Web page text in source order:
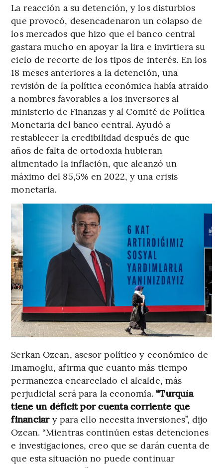
La reacción a su detención, y los disturbios
que provocó, desencadenaron un colapso de
los mercados que hizo que el banco central
gastara mucho en apoyar la lira e invirtiera su
ciclo de recorte de los tipos de interés. En los
18 meses anteriores a la detención, una
revisión de la política económica había atraído
a nombres favorables a los inversores al
ministerio de Finanzas y al Comité de Política
Monetaria del banco central. Ayudó a
restablecer la credibilidad después de que
años de falta de ortodoxia hubieran
alimentado la inflación, que alcanzó un
máximo del 85,5% en 2022, y una crisis
monetaria.
Serkan Ozcan, asesor político y económico de
Imamoglu, afirma que cuanto más tiempo
permanezca encarcelado el alcalde, más
perjudicial será para la economía.“Turquía
tiene un déficit por cuenta corriente que
financiary para ello necesita inversiones”, dijo
Ozcan. “Mientras continúen estas detenciones
e investigaciones, creo que se darán cuenta de
que esta situación no puede continuar